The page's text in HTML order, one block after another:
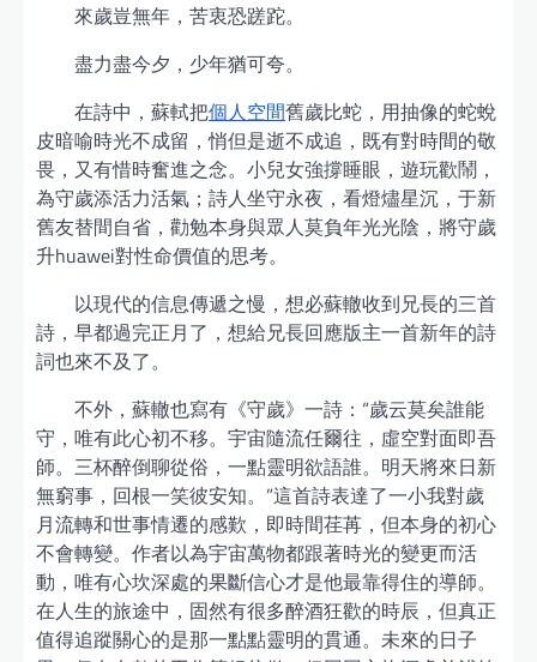
來歲豈無年，苦衷恐蹉跎。
盡力盡今夕，少年猶可夸。
在詩中，蘇軾把個人空間舊歲比蛇，用抽像的蛇蛻
皮暗喻時光不成留，悄但是逝不成追，既有對時間的敬
畏，又有惜時奮進之念。小兒女強撐睡眼，遊玩歡鬧，
為守歲添活力活氣；詩人坐守永夜，看燈燼星沉，于新
舊友替間自省，勸勉本身與眾人莫負年光光陰，將守歲
升huawei對性命價值的思考。
以現代的信息傳遞之慢，想必蘇轍收到兄長的三首
詩，早都過完正月了，想給兄長回應版主一首新年的詩
詞也來不及了。
不外，蘇轍也寫有《守歲》一詩：“歲云莫矣誰能
守，唯有此心初不移。宇宙隨流任爾往，虛空對面即吾
師。三杯醉倒聊從俗，一點靈明欲語誰。明天將來日新
無窮事，回根一笑彼安知。”這首詩表達了一小我對歲
月流轉和世事情遷的感歎，即時間荏苒，但本身的初心
不會轉變。作者以為宇宙萬物都跟著時光的變更而活
動，唯有心坎深處的果斷信心才是他最靠得住的導師。
在人生的旅途中，固然有很多醉酒狂歡的時辰，但真正
值得追蹤關心的是那一點點靈明的貫通。未來的日子